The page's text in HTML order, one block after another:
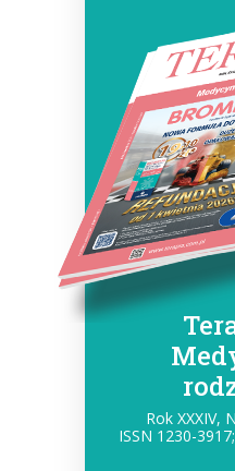
Rok XXXIV,
ISSN 1230-